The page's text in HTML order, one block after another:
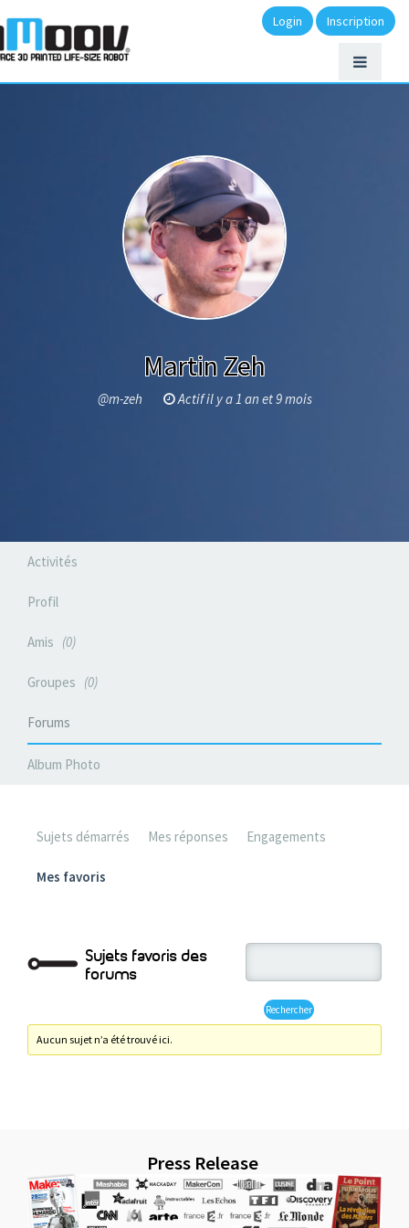
Login Inscription
Martin Zeh
@m-zeh Actif il y a 1 an et 9 mois
Activités
Profil
Amis 0
Groupes 0
Forums
Album Photo
Sujets démarrés Mes réponses Engagements
Mes favoris
Sujets favoris des
forums
Aucun sujet n’a été trouvé ici.
Press Release